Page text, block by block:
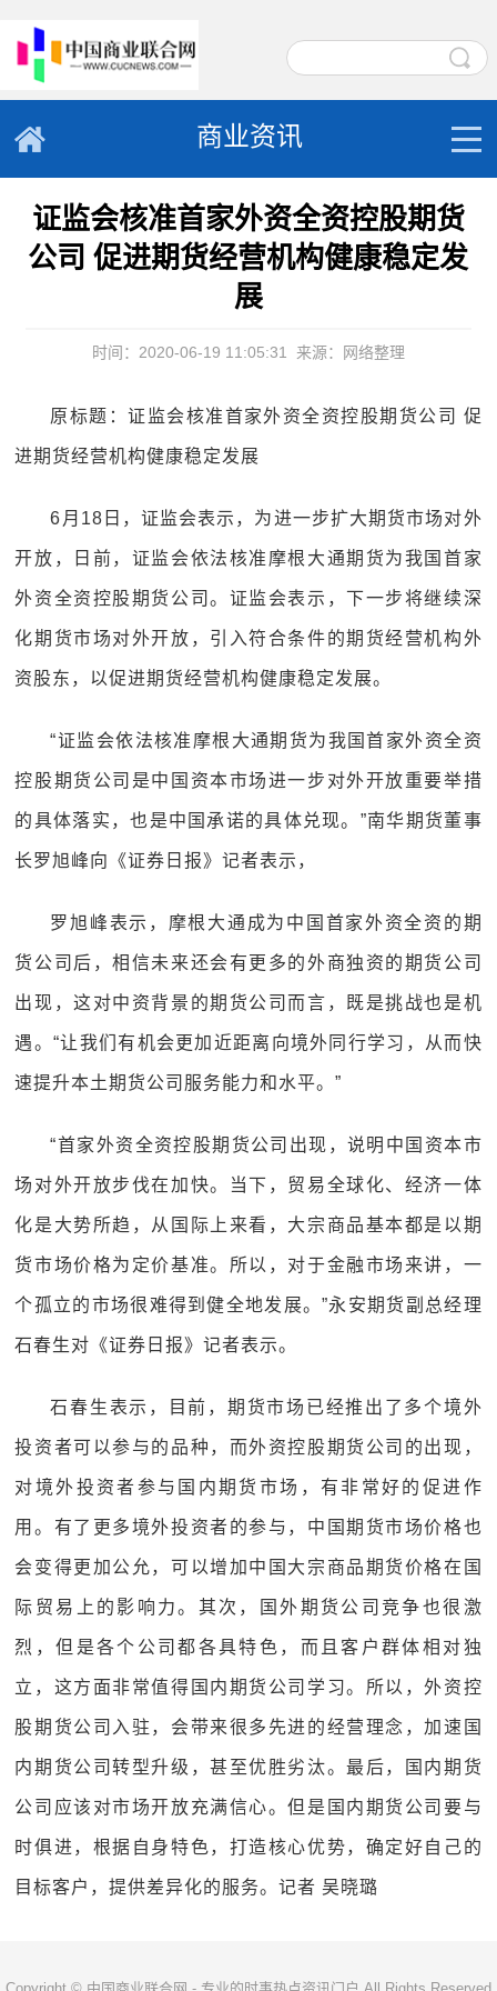
商业资讯
证监会核准首家外资全资控股期货
公司 促进期货经营机构健康稳定发
展
时间：2020-06-19 11:05:31 来源：网络整理
原标题：证监会核准首家外资全资控股期货公司 促
进期货经营机构健康稳定发展
6月18日，证监会表示，为进一步扩大期货市场对外
开放，日前，证监会依法核准摩根大通期货为我国首家
外资全资控股期货公司。证监会表示，下一步将继续深
化期货市场对外开放，引入符合条件的期货经营机构外
资股东，以促进期货经营机构健康稳定发展。
“证监会依法核准摩根大通期货为我国首家外资全资
控股期货公司是中国资本市场进一步对外开放重要举措
的具体落实，也是中国承诺的具体兑现。”南华期货董事
长罗旭峰向《证券日报》记者表示，
罗旭峰表示，摩根大通成为中国首家外资全资的期
货公司后，相信未来还会有更多的外商独资的期货公司
出现，这对中资背景的期货公司而言，既是挑战也是机
遇。“让我们有机会更加近距离向境外同行学习，从而快
速提升本土期货公司服务能力和水平。”
“首家外资全资控股期货公司出现，说明中国资本市
场对外开放步伐在加快。当下，贸易全球化、经济一体
化是大势所趋，从国际上来看，大宗商品基本都是以期
货市场价格为定价基准。所以，对于金融市场来讲，一
个孤立的市场很难得到健全地发展。”永安期货副总经理
石春生对《证券日报》记者表示。
石春生表示，目前，期货市场已经推出了多个境外
投资者可以参与的品种，而外资控股期货公司的出现，
对境外投资者参与国内期货市场，有非常好的促进作
用。有了更多境外投资者的参与，中国期货市场价格也
会变得更加公允，可以增加中国大宗商品期货价格在国
际贸易上的影响力。其次，国外期货公司竞争也很激
烈，但是各个公司都各具特色，而且客户群体相对独
立，这方面非常值得国内期货公司学习。所以，外资控
股期货公司入驻，会带来很多先进的经营理念，加速国
内期货公司转型升级，甚至优胜劣汰。最后，国内期货
公司应该对市场开放充满信心。但是国内期货公司要与
时俱进，根据自身特色，打造核心优势，确定好自己的
目标客户，提供差异化的服务。记者 吴晓璐